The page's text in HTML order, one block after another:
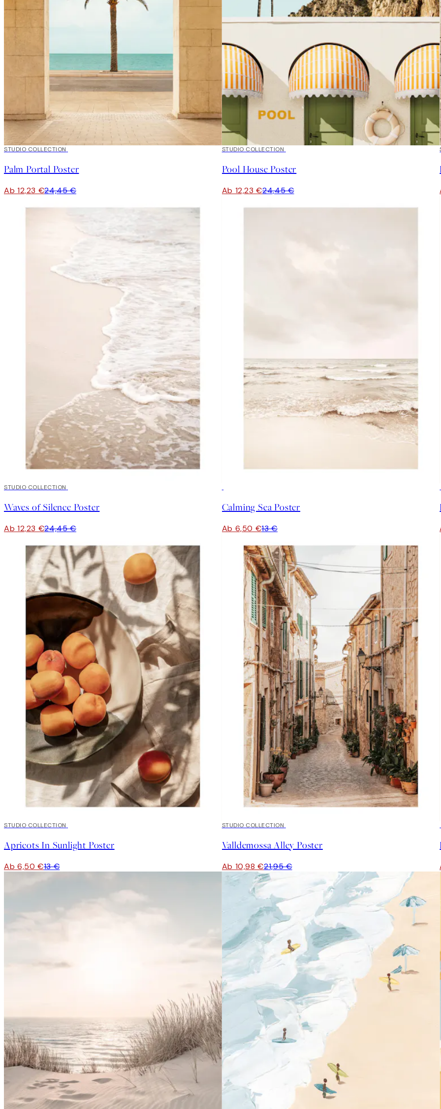
50%*
STUDIO COLLECTION
Palm Portal Poster
Ab 12,23 €24,45 €
50%*
STUDIO COLLECTION
Pool House Poster
Ab 12,23 €24,45 €
50%*
STUDIO COLLECTION
Waves of Silence Poster
Ab 12,23 €24,45 €
Calming Sea Poster
Ab 6,50 €13 €
50%*
STUDIO COLLECTION
Apricots In Sunlight Poster
Ab 6,50 €13 €
50%*
STUDIO COLLECTION
Valldemossa Alley Poster
Ab 10,98 €21,95 €